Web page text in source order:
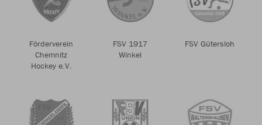
Förderverein
Chemnitz
Hockey e.V.
FSV 1917
Winkel
FSV Gütersloh